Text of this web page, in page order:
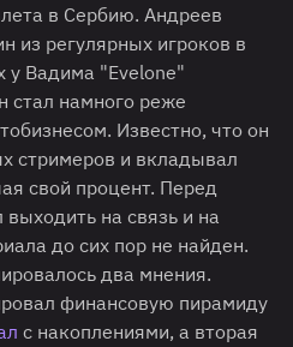
в Сербию. Андреев
из регулярных игроков в
Вадима "Evelone"
стал намного реже
Известно, что он
стримеров и вкладывал
свой процент. Перед
на связь и на
до сих пор не найден.
два мнения.
финансовую пирамиду
с накоплениями, а вторая